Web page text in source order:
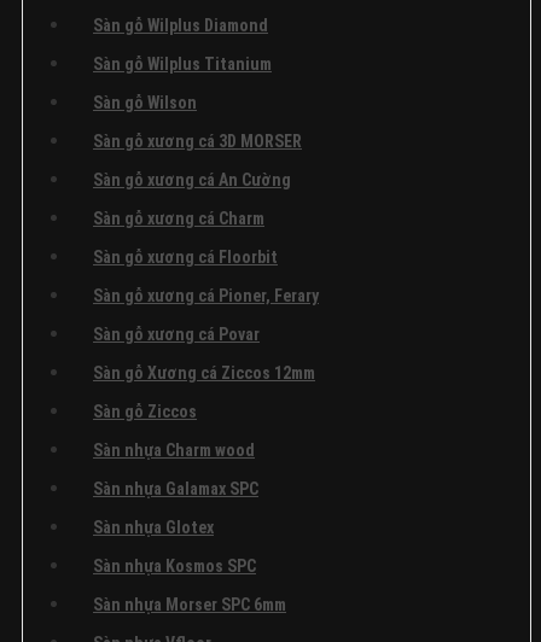
Sàn gỗ Wilplus Diamond
Sàn gỗ Wilplus Titanium
Sàn gỗ Wilson
Sàn gỗ xương cá 3D MORSER
Sàn gỗ xương cá An Cường
Sàn gỗ xương cá Charm
Sàn gỗ xương cá Floorbit
Sàn gỗ xương cá Pioner, Ferary
Sàn gỗ xương cá Povar
Sàn gỗ Xương cá Ziccos 12mm
Sàn gỗ Ziccos
Sàn nhựa Charm wood
Sàn nhựa Galamax SPC
Sàn nhựa Glotex
Sàn nhựa Kosmos SPC
Sàn nhựa Morser SPC 6mm